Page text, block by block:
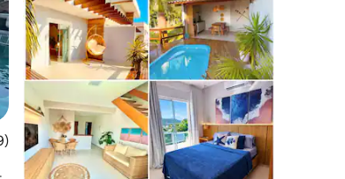
4,87/5, recenzija: 149